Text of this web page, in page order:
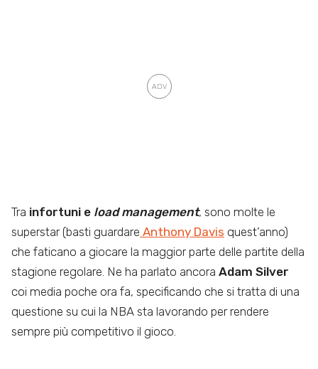
Tra infortuni e load management, sono molte le
superstar (basti guardare Anthony Davis quest’anno)
che faticano a giocare la maggior parte delle partite della
stagione regolare. Ne ha parlato ancora Adam Silver
coi media poche ora fa, specificando che si tratta di una
questione su cui la NBA sta lavorando per rendere
sempre più competitivo il gioco.